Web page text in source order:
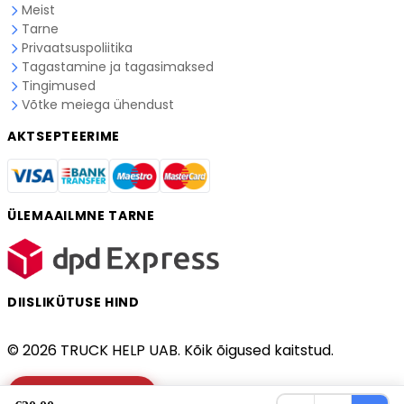
Meist
Tarne
Privaatsuspoliitika
Tagastamine ja tagasimaksed
Tingimused
Võtke meiega ühendust
AKTSEPTEERIME
ÜLEMAAILMNE TARNE
DIISLIKÜTUSE HIND
© 2026 TRUCK HELP UAB. Kõik õigused kaitstud.